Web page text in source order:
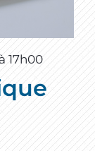
à 17h00